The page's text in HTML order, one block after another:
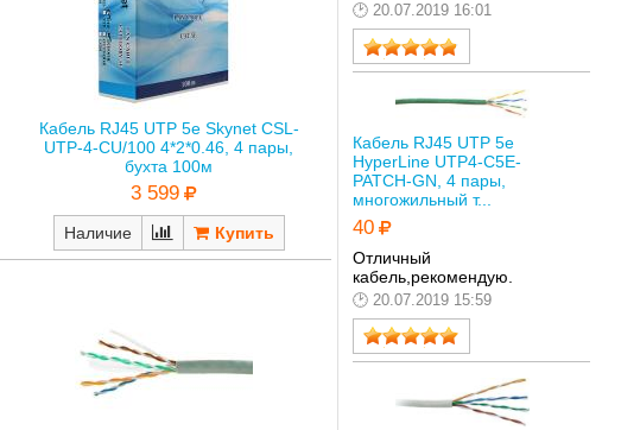
Кабель RJ45 UTP 5е Skynet CSL-
UTP-4-CU/100 4*2*0.46, 4 пары,
бухта 100м
3 599
Наличие
20.07.2019 16:01
Кабель RJ45 UTP 5е
HyperLine UTP4-C5E-
PATCH-GN, 4 пары,
многожильный т...
40
Отличный
кабель,рекомендую.
20.07.2019 15:59